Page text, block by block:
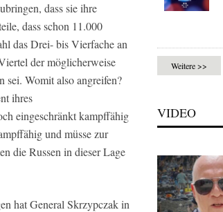
dass sie ihre
dass schon 11.000
das Drei- bis Vierfache an
der möglicherweise
sei. Womit also angreifen?
ihres
eingeschränkt kampffähig
und müsse zur
die Russen in dieser Lage
hat General Skrzypczak in
Weitere >>
VIDEO